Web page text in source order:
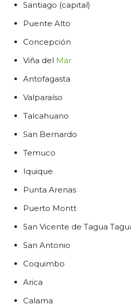
Santiago (capital)
Puente Alto
Concepción
Viña del Mar
Antofagasta
Valparaíso
Talcahuano
San Bernardo
Temuco
Iquique
Punta Arenas
Puerto Montt
San Vicente de Tagua
San Antonio
Coquimbo
Arica
Calama